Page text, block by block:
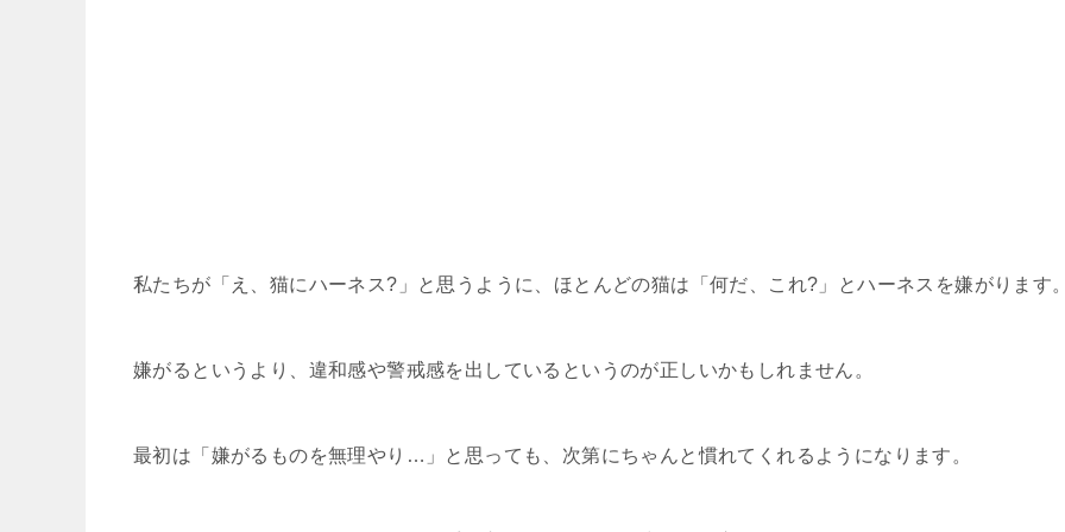
私たちが「え、猫にハーネス?」と思うように、ほとんどの猫は「何だ、これ?」とハーネスを嫌がります
嫌がるというより、違和感や警戒感を出しているというのが正しいかもしれません。
最初は「嫌がるものを無理やり…」と思っても、次第にちゃんと慣れてくれるようになります。